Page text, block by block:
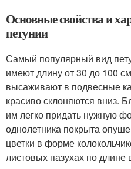
Основные свойства и
петунии
Самый популярный вид
имеют длину от 30 до 100
высаживают в подвесные
красиво склоняются вниз.
им легко придать нужную
однолетника покрыта
цветки в форме
листовых пазухах по длине